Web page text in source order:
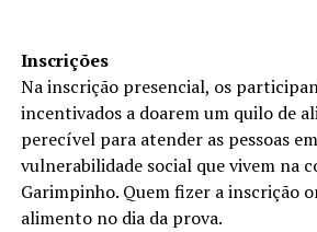
Inscrições
Na inscrição presencial, os
incentivados a doarem um quilo de
perecível para atender as pessoas
vulnerabilidade social que vivem na
Garimpinho. Quem fizer a inscrição
alimento no dia da prova.